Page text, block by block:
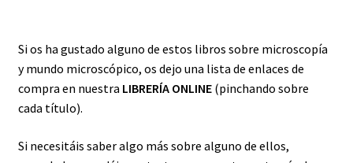
Si os ha gustado alguno de estos libros sobre microscopía
y mundo microscópico, os dejo una lista de enlaces de
compra en nuestra LIBRERÍA ONLINE(pinchando sobre
cada título).
Si necesitáis saber algo más sobre alguno de ellos,